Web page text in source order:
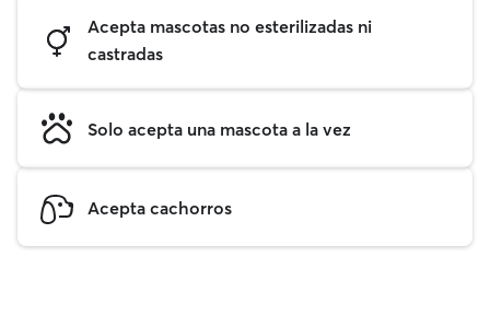
Acepta mascotas no esterilizadas ni
castradas
Solo acepta una mascota a la vez
Acepta cachorros